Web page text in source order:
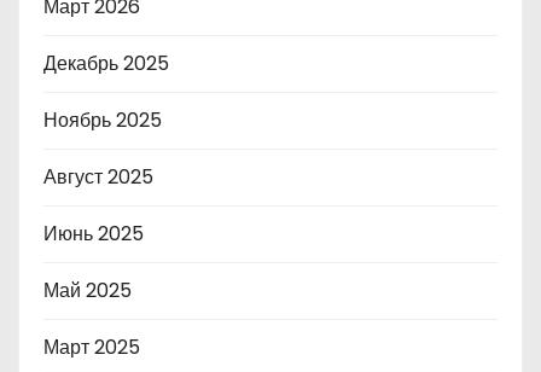
Март 2026
Декабрь 2025
Ноябрь 2025
Август 2025
Июнь 2025
Май 2025
Март 2025